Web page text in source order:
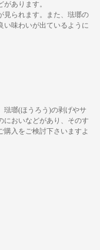
あります。
見られます。また、琺瑯の
い味わいが出ているように
琺瑯(ほうろう)の剥げやサ
においなどがあり、そのす
入をご検討下さいますよ